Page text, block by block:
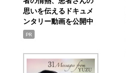
思いを伝えるドキュメ
ンタリー動画を公開中
PR